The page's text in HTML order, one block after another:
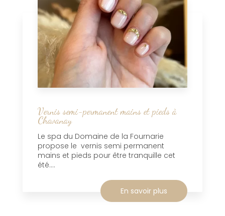
Vernis semi-permanent mains et pieds à
Chavanay
Le spa du Domaine de la Fournarie
propose le vernis semi permanent
mains et pieds pour être tranquille cet
été....
En savoir plus